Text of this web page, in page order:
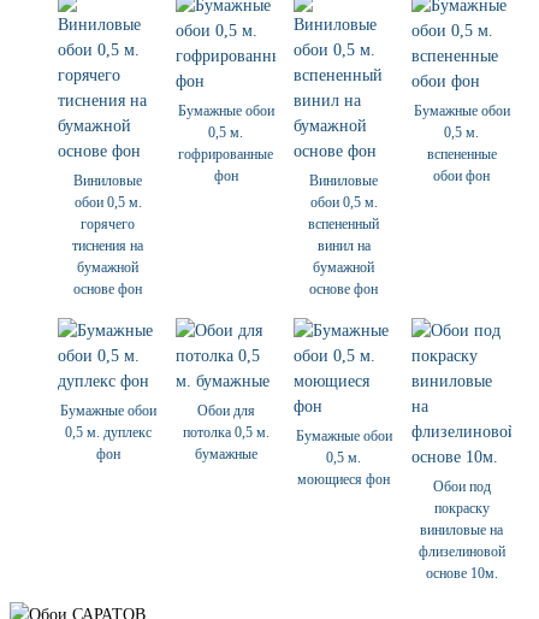
Виниловые
обои 0,5 м.
горячего
тиснения на
бумажной
основе фон
Бумажные обои
0,5 м.
гофрированные
фон
Виниловые
обои 0,5 м.
вспененный
винил на
бумажной
основе фон
Бумажные обои
0,5 м.
вспененные
обои фон
Бумажные обои
0,5 м. дуплекс
фон
Обои для
потолка 0,5 м.
бумажные
Бумажные обои
0,5 м.
моющиеся фон
Обои под
покраску
виниловые на
флизелиновой
основе 10м.